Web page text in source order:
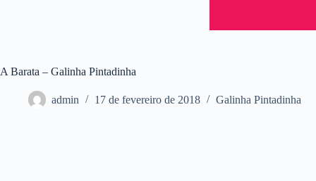
A Barata – Galinha Pintadinha
admin 17 de fevereiro de 2018 Galinha Pintadinha